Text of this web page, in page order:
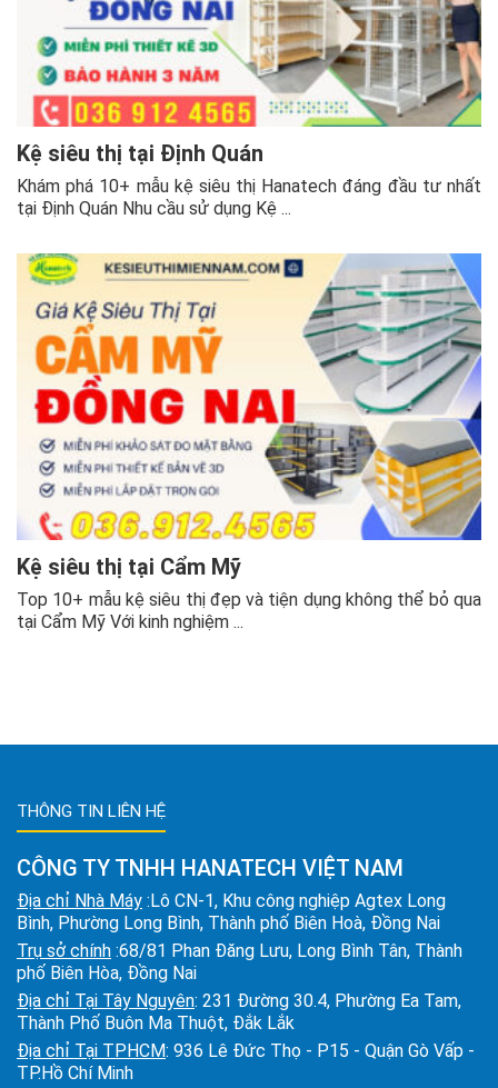
Kệ siêu thị tại Định Quán
Khám phá 10+ mẫu kệ siêu thị Hanatech đáng đầu tư nhất
tại Định Quán Nhu cầu sử dụng Kệ ...
Kệ siêu thị tại Cẩm Mỹ
Top 10+ mẫu kệ siêu thị đẹp và tiện dụng không thể bỏ qua
tại Cẩm Mỹ Với kinh nghiệm ...
THÔNG TIN LIÊN HỆ
CÔNG TY TNHH HANATECH VIỆT NAM
Địa chỉ Nhà Máy :Lô CN-1, Khu công nghiệp Agtex Long
Bình, Phường Long Bình, Thành phố Biên Hoà, Đồng Nai
Trụ sở chính :68/81 Phan Đăng Lưu, Long Bình Tân, Thành
phố Biên Hòa, Đồng Nai
Địa chỉ Tại Tây Nguyên: 231 Đường 30.4, Phường Ea Tam,
Thành Phố Buôn Ma Thuột, Đắk Lắk
Địa chỉ Tại TPHCM: 936 Lê Đức Thọ - P15 - Quận Gò Vấp -
TP.Hồ Chí Minh